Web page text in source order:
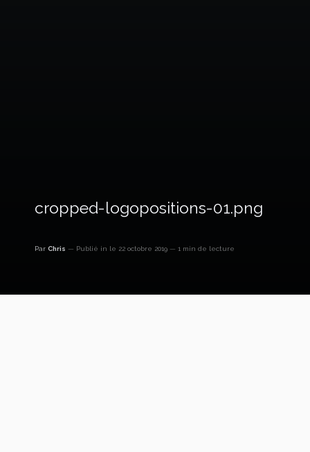
cropped-logopositions-01.png
Par Chris Publié in le 22 octobre 2019 1 min de lecture